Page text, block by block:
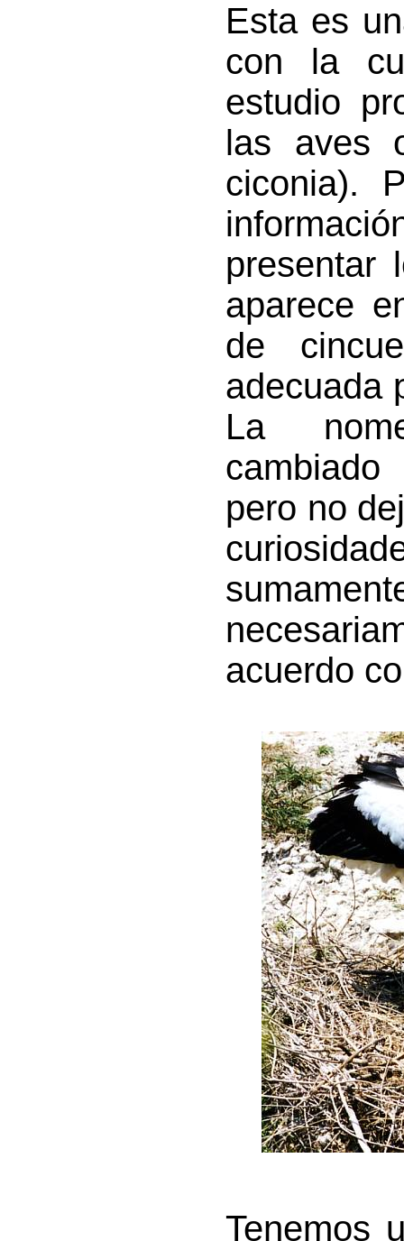
Esta es
con la
estudio
las aves
ciconia).
presentar
aparece
de
adecuada
La
pero no
acuerdo
Tenemos